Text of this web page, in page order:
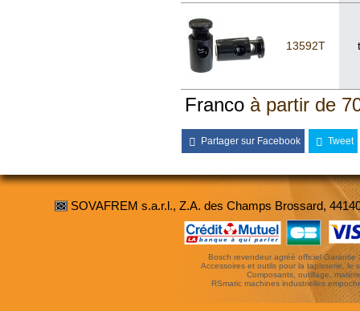
13592T
Franco à partir de
Partager sur Facebook Tweet
SOVAFREM s.a.r.l., Z.A. des Champs Brossard,
Bosch revendeur agréé officiel Garantie
Accessoires et outils pour la tapisserie, le
Composants, outillage,
RSmatic machines industrielles